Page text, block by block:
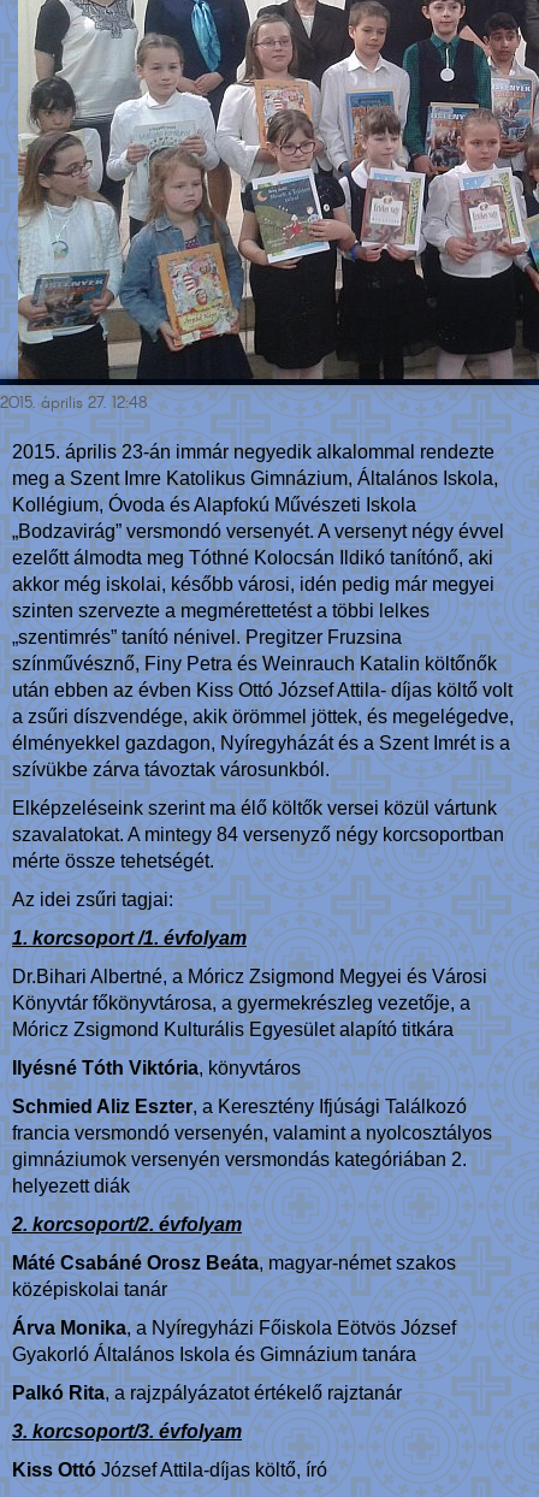
2015. április 27. 12:48
2015. április 23-án immár negyedik alkalommal rendezte
meg a Szent Imre Katolikus Gimnázium, Általános Iskola,
Kollégium, Óvoda és Alapfokú Művészeti Iskola
„Bodzavirág” versmondó versenyét. A versenyt négy évvel
ezelőtt álmodta meg Tóthné Kolocsán Ildikó tanítónő, aki
akkor még iskolai, később városi, idén pedig már megyei
szinten szervezte a megmérettetést a többi lelkes
„szentimrés” tanító nénivel. Pregitzer Fruzsina
színművésznő, Finy Petra és Weinrauch Katalin költőnők
után ebben az évben Kiss Ottó József Attila- díjas költő volt
a zsűri díszvendége, akik örömmel jöttek, és megelégedve,
élményekkel gazdagon, Nyíregyházát és a Szent Imrét is a
szívükbe zárva távoztak városunkból.
Elképzeléseink szerint ma élő költők versei közül vártunk
szavalatokat. A mintegy 84 versenyző négy korcsoportban
mérte össze tehetségét.
Az idei zsűri tagjai:
1. korcsoport /1. évfolyam
Dr.Bihari Albertné, a Móricz Zsigmond Megyei és Városi
Könyvtár főkönyvtárosa, a gyermekrészleg vezetője, a
Móricz Zsigmond Kulturális Egyesület alapító titkára
Ilyésné Tóth Viktória, könyvtáros
Schmied Aliz Eszter, a Keresztény Ifjúsági Találkozó
francia versmondó versenyén, valamint a nyolcosztályos
gimnáziumok versenyén versmondás kategóriában 2.
helyezett diák
2. korcsoport/2. évfolyam
Máté Csabáné Orosz Beáta, magyar-német szakos
középiskolai tanár
Árva Monika, a Nyíregyházi Főiskola Eötvös József
Gyakorló Általános Iskola és Gimnázium tanára
Palkó Rita, a rajzpályázatot értékelő rajztanár
3. korcsoport/3. évfolyam
Kiss OttóJózsef Attila-díjas költő, író